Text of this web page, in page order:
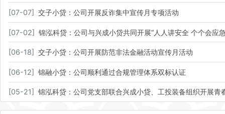
[07-07] 交子小贷：公司开展反诈集中宣传月专项活动
[07-02] 锦泓科贷：公司与兴成小贷共同开展“人人讲安全 个个会应
[06-18] 交子小贷：公司开展防范非法金融活动宣传月活动
[06-12] 锦融小贷：公司顺利通过合规管理体系双标认证
[05-21] 锦泓科贷：公司党支部联合兴成小贷、工投装备组织开展青